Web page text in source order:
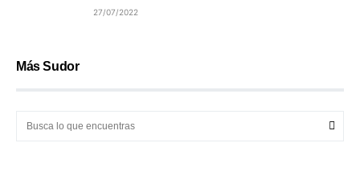
27/07/2022
Más Sudor